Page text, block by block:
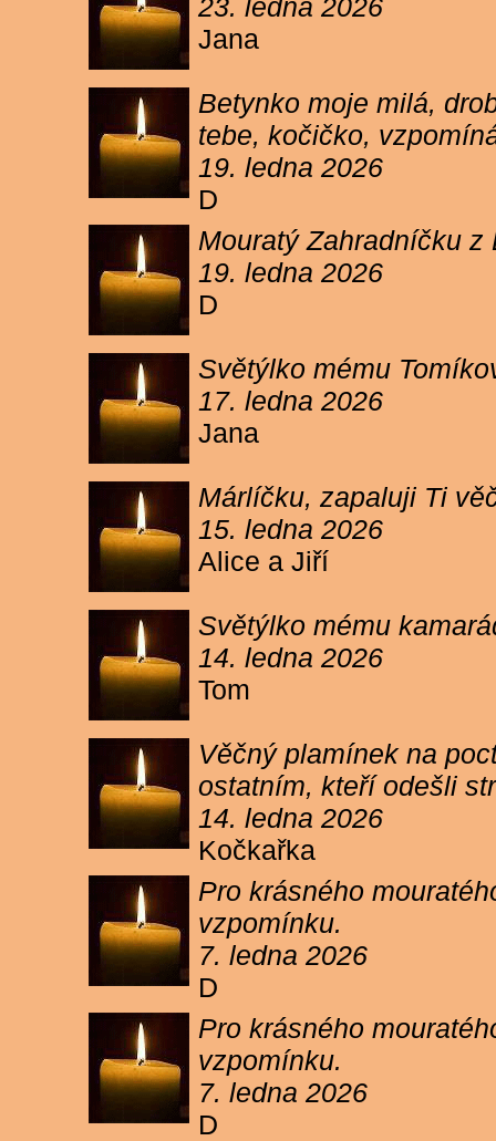
23. ledna 2026
Jana
Betynko moje milá,
tebe, kočičko,
19. ledna 2026
D
Mouratý Zahradníčku
19. ledna 2026
D
Světýlko mému
17. ledna 2026
Jana
Márlíčku, zapaluji Ti
15. ledna 2026
Alice a Jiří
Světýlko mému
14. ledna 2026
Tom
Věčný plamínek na
ostatním, kteří odešli
14. ledna 2026
Kočkařka
Pro krásného
vzpomínku.
7. ledna 2026
D
Pro krásného
vzpomínku.
7. ledna 2026
D